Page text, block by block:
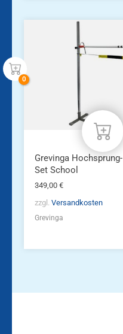
Grevinga Hochsprung-
Set School
349,00 €
zzgl. Versandkosten
Grevinga